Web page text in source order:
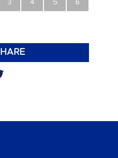
0
esemény,
3
0
esemény,
4
0
esemény,
5
0
esemény,
6